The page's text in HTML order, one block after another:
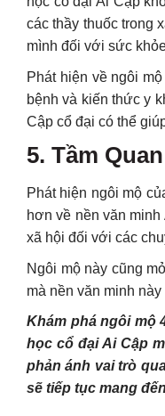
các thầy thuốc trong
mình đối với sức
Phát hiện về ngôi
bệnh và kiến thức y
Cập cổ đại có thể
5. Tầm
Phát hiện ngôi mộ
hơn về nền văn
xã hội đối với các
Ngôi mộ này cũng
mà nền văn minh
Khám phá ngôi mộ
học cổ đại Ai Cập
phản ánh vai trò
sẽ tiếp tục mang